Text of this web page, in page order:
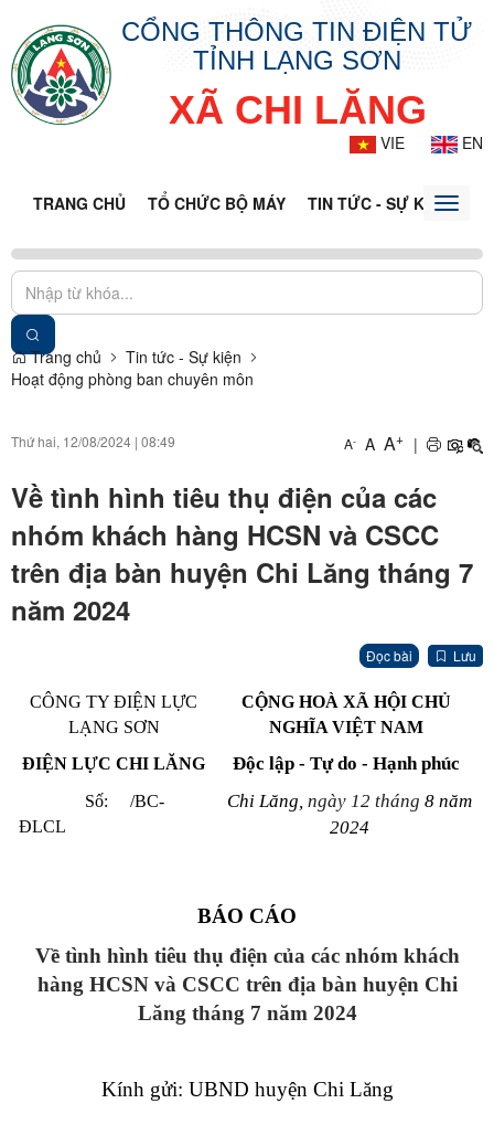
CỔNG THÔNG TIN ĐIỆN TỬ
TỈNH LẠNG SƠN
XÃ CHI LĂNG
VIE EN
TRANG CHỦ TỔ CHỨC BỘ MÁY TIN TỨC - SỰ KIỆNToggle
Trang chủ
Tin tức - Sự kiện
Hoạt động phòng ban chuyên môn
Thứ hai, 12/08/2024 | 08:49 A- A A+ |
Về tình hình tiêu thụ điện của các
nhóm khách hàng HCSN và CSCC
trên địa bàn huyện Chi Lăng tháng 7
năm 2024
Đọc bài Lưu
CÔNG TY ĐIỆN LỰC
LẠNG SƠN
ĐIỆN LỰC CHI LĂNG
CỘNG HOÀ XÃ HỘI CHỦ
NGHĨA VIỆT NAM
Độc lập - Tự do - Hạnh phúc
Số: /BC-
ĐLCL
Chi Lăng, ngày 12 tháng 8 năm
2024
BÁO CÁO
Về tình hình tiêu thụ điện của các nhóm khách
hàng HCSN và CSCC trên địa bàn huyện Chi
Lăng tháng 7 năm 2024
Kính gửi: UBND huyện Chi Lăng